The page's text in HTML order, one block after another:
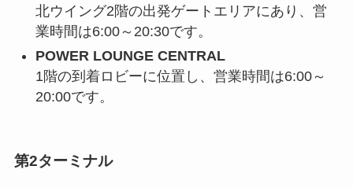
北ウイング2階の出発ゲートエリアにあり、営
業時間は6:00～20:30です。
POWER LOUNGE CENTRAL
1階の到着ロビーに位置し、営業時間は6:00～
20:00です。
第2ターミナル